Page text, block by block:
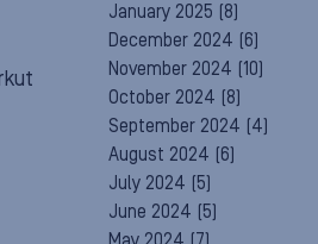
January 2025 (8)
December 2024 (6)
November 2024 (10)
October 2024 (8)
September 2024 (4)
August 2024 (6)
July 2024 (5)
June 2024 (5)